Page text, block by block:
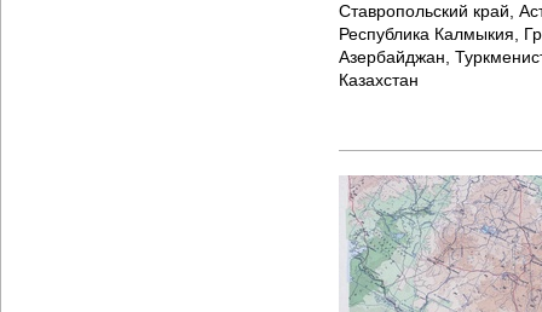
Ставропольский край,
Республика Калмыкия,
Азербайджан,
Казахстан